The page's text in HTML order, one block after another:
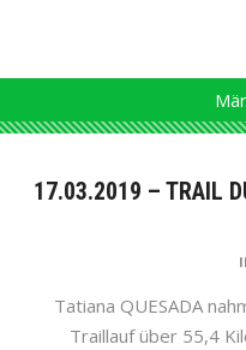
17.03.2019 – TRAIL
Tatiana QUESADA
Traillauf über 55,4